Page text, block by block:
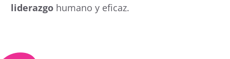
liderazgo humano y eficaz.